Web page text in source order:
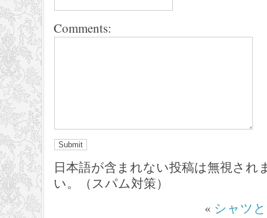
Comments:
日本語が含まれない投稿は無視され
い。（スパム対策）
« シャツ